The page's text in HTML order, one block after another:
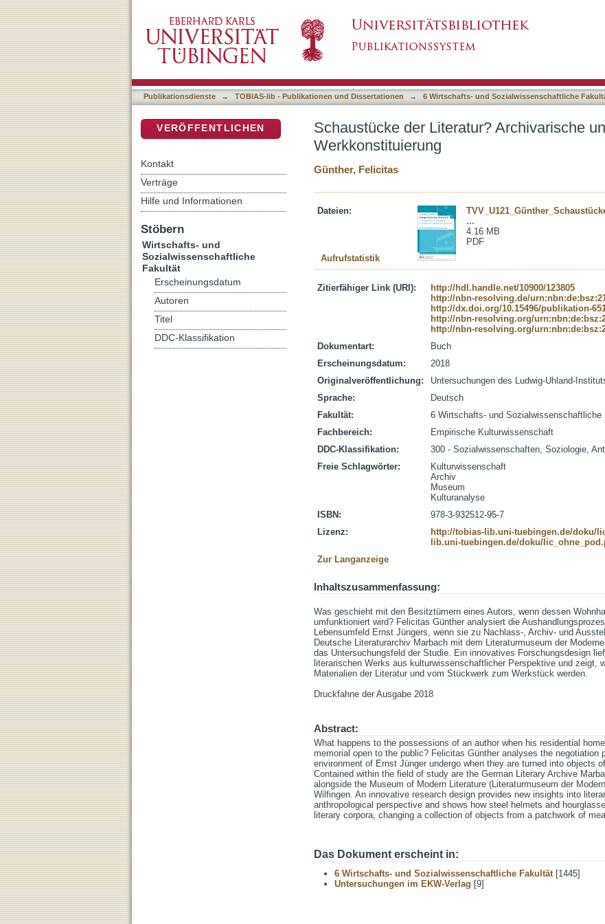
Publikationsdienste → TOBIAS-lib - Publikationen und Dissertationen → 6 Wirtschafts- und Sozialwissenschaftliche
Schaustücke der Literatur? Archivarische
Werkkonstituierung
Günther, Felicitas
Dateien:
...
4.16 MB
PDF
Aufrufstatistik
Zitierfähiger Link (URI):
http://hdl.handle.net/10900/123805
http://nbn-resolving.de/
http://dx.doi.org/10.15496/publikation-
http://nbn-resolving.org/
http://nbn-resolving.org/
Dokumentart:
Buch
Erscheinungsdatum:
2018
Originalveröffentlichung:
Untersuchungen des Ludwig-Uhland-
Sprache:
Deutsch
Fakultät:
6 Wirtschafts- und Sozialwissenschaftliche
Fachbereich:
Empirische Kulturwissenschaft
DDC-Klassifikation:
300 - Sozialwissenschaften, Soziologie,
Freie Schlagwörter:
Kulturwissenschaft
Archiv
Museum
Kulturanalyse
ISBN:
978-3-932512-95-7
Lizenz:
http://tobias-lib.uni-tuebingen.de/doku/
lib.uni-tuebingen.de/doku/
Zur Langanzeige
Inhaltszusammenfassung:
Was geschieht mit den Besitztümern eines Autors, wenn dessen
umfunktioniert wird? Felicitas Günther analysiert die
Lebensumfeld Ernst Jüngers, wenn sie zu Nachlass-, Archiv- und
Deutsche Literaturarchiv Marbach mit dem Literaturmuseum der
das Untersuchungsfeld der Studie. Ein innovatives Forschungsdesign
literarischen Werks aus kulturwissenschaftlicher Perspektive und zeigt,
Materialien der Literatur und vom Stückwerk zum Werkstück werden.
Druckfahne der Ausgabe 2018
Abstract:
What happens to the possessions of an author when his residential
memorial open to the public? Felicitas Günther analyses the
environment of Ernst Jünger undergo when they are turned into objects
Contained within the field of study are the German Literary Archive
alongside the Museum of Modern Literature (Literaturmuseum der
Wilfingen. An innovative research design provides new insights into
anthropological perspective and shows how steel helmets and
literary corpora, changing a collection of objects from a patchwork of
Das Dokument erscheint in:
6 Wirtschafts- und Sozialwissenschaftliche Fakultät[1445]
Untersuchungen im EKW-Verlag [9]
VERÖFFENTLICHEN
Kontakt
Verträge
Hilfe und Informationen
Stöbern
Wirtschafts- und
Sozialwissenschaftliche
Fakultät
Erscheinungsdatum
Autoren
Titel
DDC-Klassifikation